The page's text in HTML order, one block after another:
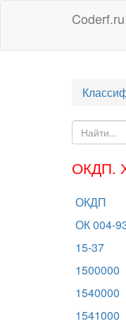
Coderf.ru
ОКДП.
ОКДП
ОК 004-
15-37
1500000
1540000
1541000